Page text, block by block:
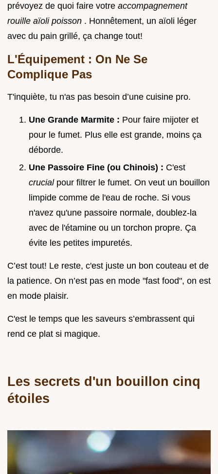
prévoyez de quoi faire votre accompagnement
rouille aïoli poisson . Honnêtement, un aïoli léger
avec du pain grillé, ça change tout!
L'Équipement : On Ne Se
Complique Pas
T'inquiète, tu n'as pas besoin d’une cuisine pro.
Une Grande Marmite : Pour faire mijoter et
pour le fumet. Plus elle est grande, moins ça
déborde.
Une Passoire Fine (ou Chinois) : C'est
crucial pour filtrer le fumet. On veut un bouillon
limpide comme de l'eau de roche. Si vous
n'avez qu'une passoire normale, doublez-la
avec de l'étamine ou un torchon propre. Ça
évite les petites impuretés.
C’est tout! Le reste, c'est juste un bon couteau et de
la patience. On n’est pas en mode "fast food", on est
en mode plaisir.
C'est le temps que les saveurs s’embrassent qui
rend ce plat si magique.
Les secrets d'un bouillon cinq
étoiles